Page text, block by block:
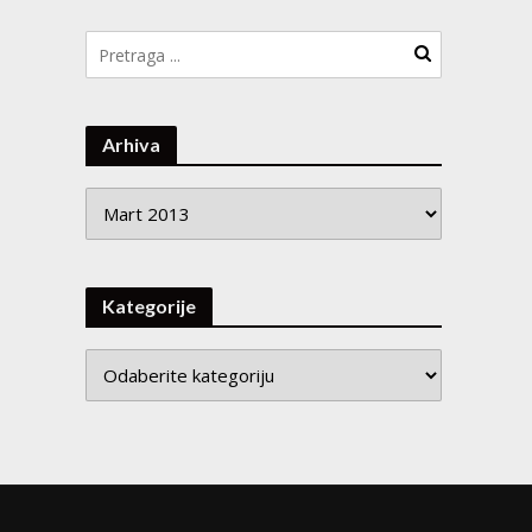
Arhiva
Kategorije